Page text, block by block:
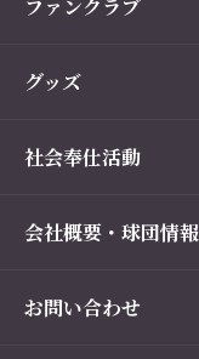
ファンクラブ
グッズ
社会奉仕活動
会社概要・球団情報
お問い合わせ